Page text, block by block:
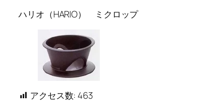
ハリオ（HARIO） ミクロップ
アクセス数: 463